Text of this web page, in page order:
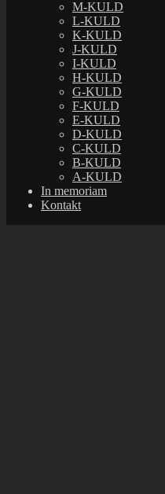
M-KULD
L-KULD
K-KULD
J-KULD
I-KULD
H-KULD
G-KULD
F-KULD
E-KULD
D-KULD
C-KULD
B-KULD
A-KULD
In memoriam
Kontakt